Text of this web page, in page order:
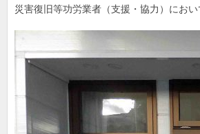
災害復旧等功労業者（支援・協力）にお